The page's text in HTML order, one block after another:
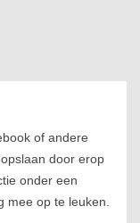
of andere
opslaan door erop
onder een
mee op te leuken.